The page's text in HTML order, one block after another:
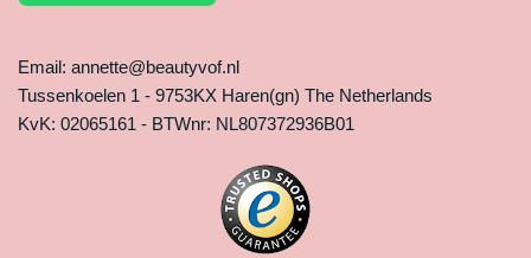
Email: annette@beautyvof.nl
Tussenkoelen 1 - 9753KX Haren(gn) The Netherlands
KvK: 02065161 - BTWnr: NL807372936B01